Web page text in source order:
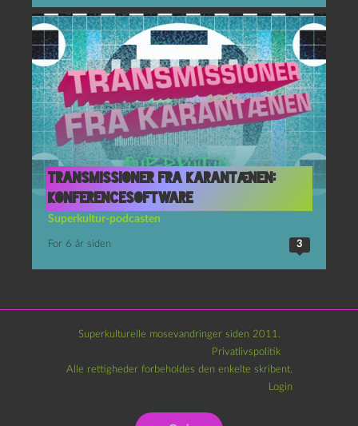
Transmissioner fra Karantænen:
Konferencesoftware
Superkultur-podcasten
For 6 år siden 3
Superkulturelle mosevandringer siden 2011.
Privatlivspolitik
Alle rettigheder forbeholdes den enkelte skribent.
Login